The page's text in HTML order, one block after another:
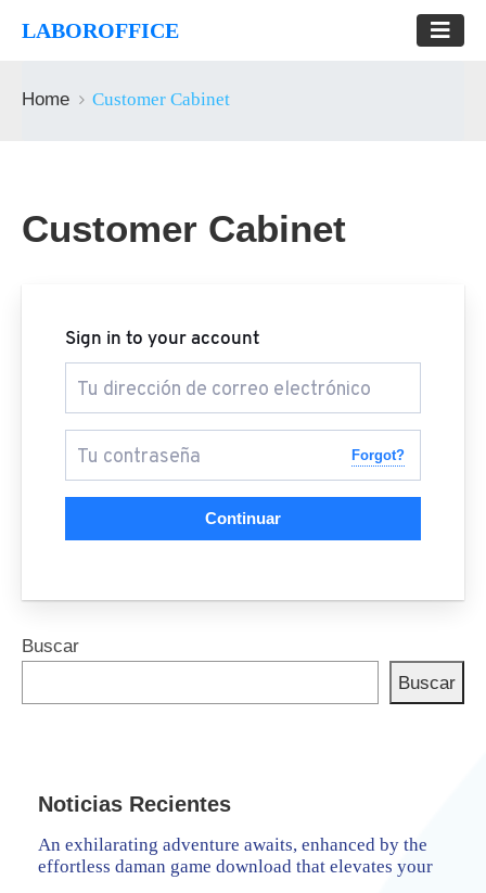
LABOROFFICE
Home Customer Cabinet
Customer Cabinet
Sign in to your account
Forgot?
Continuar
Buscar
Buscar
Noticias Recientes
An exhilarating adventure awaits, enhanced by the
effortless daman game download that elevates your